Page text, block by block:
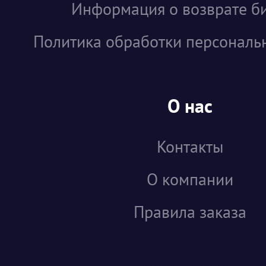
Информация о возврате
Политика обработки
О нас
Контакты
О компании
Правила заказа